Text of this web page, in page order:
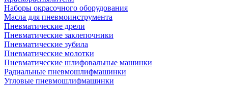
Наборы окрасочного оборудования
Масла для пневмоинструмента
Пневматические дрели
Пневматические заклепочники
Пневматические зубила
Пневматические молотки
Пневматические шлифовальные машинки
Радиальные пневмошлифмашинки
Угловые пневмошлифмашинки